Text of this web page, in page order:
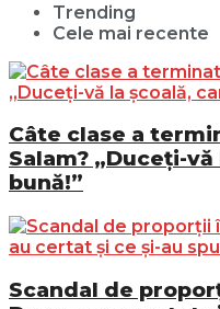
Trending
Cele mai recente
Câte clase a
Salam? „Duceți-
bună!”
Scandal de